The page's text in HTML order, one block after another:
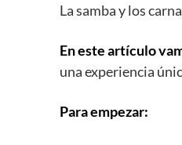
La samba y los
En este artículo
una experiencia
Para empezar: